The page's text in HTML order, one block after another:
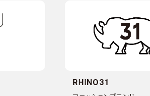
RHINO31